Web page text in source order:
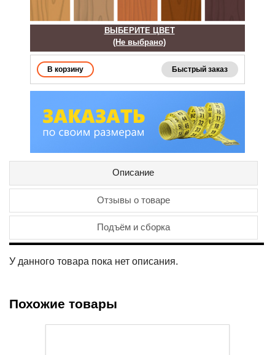
ВЫБЕРИТЕ ЦВЕТ
(Не выбрано)
Быстрый заказ
Описание
Отзывы о товаре
Подъём и сборка
У данного товара пока нет описания.
Похожие товары